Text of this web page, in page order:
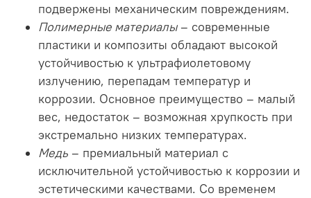
подвержены механическим повреждениям.
Полимерные материалы– современные
пластики и композиты обладают высокой
устойчивостью к ультрафиолетовому
излучению, перепадам температур и
коррозии. Основное преимущество – малый
вес, недостаток – возможная хрупкость при
экстремально низких температурах.
Медь – премиальный материал с
исключительной устойчивостью к коррозии и
эстетическими качествами. Со временем